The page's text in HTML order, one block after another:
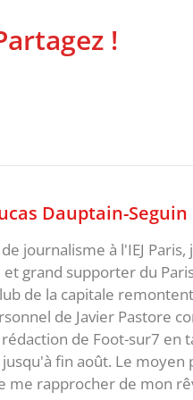
!
Dauptain-Seguin
journalisme à l'IEJ Paris,
grand supporter du
de la capitale
de Javier Pastore
de Foot-sur7 en
fin août. Le
me rapprocher de mon